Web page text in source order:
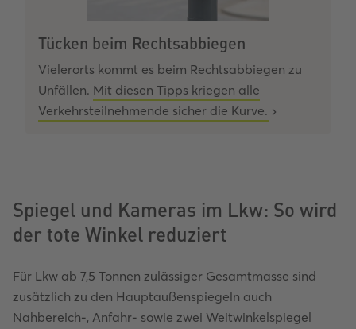
Tücken beim Rechtsabbiegen
Vielerorts kommt es beim Rechtsabbiegen zu
Unfällen. Mit diesen Tipps kriegen alle
Verkehrsteilnehmende sicher die Kurve.
Spiegel und Kameras im Lkw: So wird
der tote Winkel reduziert
Für Lkw ab 7,5 Tonnen zulässiger Gesamtmasse sind
zusätzlich zu den Hauptaußenspiegeln auch
Nahbereich-, Anfahr- sowie zwei Weitwinkelspiegel